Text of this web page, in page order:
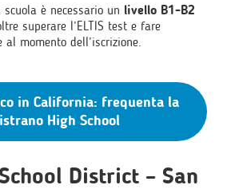
è necessario un livello B1-B2
superare l’ELTIS test e fare
al momento dell’iscrizione.
in California: frequenta la
High School
District – San